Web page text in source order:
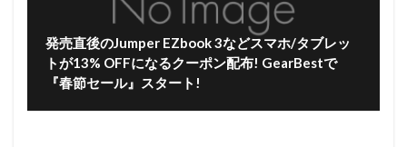
発売直後のJumper EZbook 3などスマホ/タブレッ
トが13% OFFになるクーポン配布! GearBestで
『春節セール』スタート!